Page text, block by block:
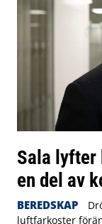
Sala
en del av
BEREDSKAP
luftfarkoster